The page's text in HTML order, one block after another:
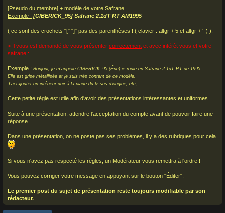
[Pseudo du membre] + modèle de votre Safrane.
Exemple : [CIBERICK_95] Safrane 2.1dT RT AM1995
( ce sont des crochets "[" "]" pas des parenthèses ! ( clavier : altgr + 5 et altgr + ° ) ).
> Il vous est demandé de vous présenter correctement et avec intérêt vous et votre
safrane :
Exemple : Bonjour, je m'appelle CIBERICK_95 (Éric) je roule en Safrane 2.1dT RT de 1995.
Elle est grise métallisée et je suis très content de ce modèle.
J'ai rajouter un intérieur cuir à la place du tissus d'origine, etc, ...
Cette petite règle est utile afin d'avoir des présentations intéressantes et uniformes.
Suite à une présentation, attendre l'acceptation du compte avant de pouvoir faire une
réponse.
Dans une présentation, on ne poste pas ses problèmes, il y a des rubriques pour cela.
Si vous n'avez pas respecté les règles, un Modérateur vous remettra à l'ordre !
Vous pouvez corriger votre message en appuyant sur le bouton "Éditer".
Le premier post du sujet de présentation reste toujours modifiable par son
rédacteur.